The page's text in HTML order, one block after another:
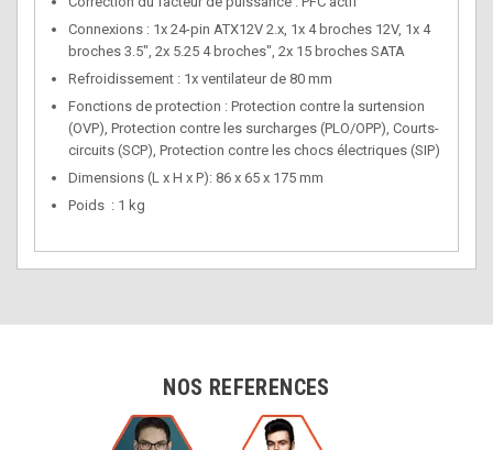
Connexions : 1x 24-pin ATX12V 2.x, 1x 4 broches 12V, 1x 4
broches 3.5", 2x 5.25 4 broches", 2x 15 broches SATA
Refroidissement : 1x ventilateur de 80 mm
Fonctions de protection : Protection contre la surtension
(OVP), Protection contre les surcharges (PLO/OPP), Courts-
circuits (SCP), Protection contre les chocs électriques (SIP)
Dimensions (L x H x P): 86 x 65 x 175 mm
Poids : 1 kg
NOS REFERENCES